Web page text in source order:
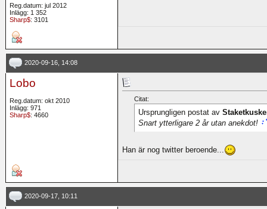
Reg.datum: jul 2012
Inlägg: 1 352
Sharp$: 3101
2020-09-16, 14:08
Lobo
Reg.datum: okt 2010
Inlägg: 971
Sharp$: 4660
Citat:
Ursprungligen postat av
Snart ytterligare 2 år utan anekdot!
Han är nog twitter beroende...
2020-09-17, 10:11